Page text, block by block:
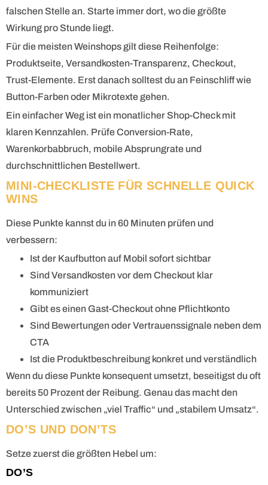
falschen Stelle an. Starte immer dort, wo die größte
Wirkung pro Stunde liegt.
Für die meisten Weinshops gilt diese Reihenfolge:
Produktseite, Versandkosten-Transparenz, Checkout,
Trust-Elemente. Erst danach solltest du an Feinschliff wie
Button-Farben oder Mikrotexte gehen.
Ein einfacher Weg ist ein monatlicher Shop-Check mit
klaren Kennzahlen. Prüfe Conversion-Rate,
Warenkorbabbruch, mobile Absprungrate und
durchschnittlichen Bestellwert.
MINI-CHECKLISTE FÜR SCHNELLE QUICK
WINS
Diese Punkte kannst du in 60 Minuten prüfen und
verbessern:
Ist der Kaufbutton auf Mobil sofort sichtbar
Sind Versandkosten vor dem Checkout klar
kommuniziert
Gibt es einen Gast-Checkout ohne Pflichtkonto
Sind Bewertungen oder Vertrauenssignale neben dem
CTA
Ist die Produktbeschreibung konkret und verständlich
Wenn du diese Punkte konsequent umsetzt, beseitigst du oft
bereits 50 Prozent der Reibung. Genau das macht den
Unterschied zwischen „viel Traffic“ und „stabilem Umsatz“.
DO’S UND DON’TS
Setze zuerst die größten Hebel um:
DO’S